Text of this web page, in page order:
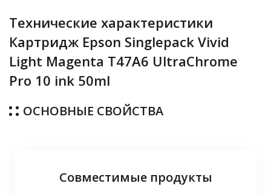
Технические характеристики
Картридж Epson Singlepack Vivid
Light Magenta T47A6 UltraChrome
Pro 10 ink 50ml
ОСНОВНЫЕ СВОЙСТВА
Совместимые продукты